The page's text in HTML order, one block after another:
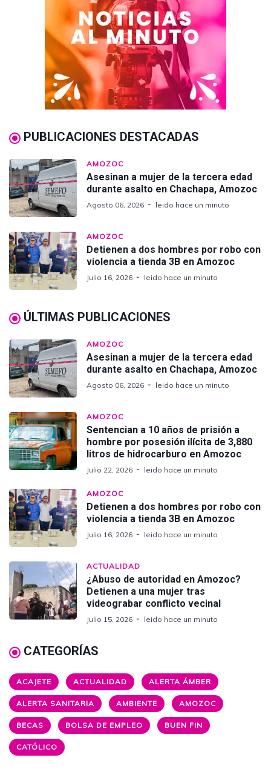
PUBLICACIONES DESTACADAS
AMOZOC
Asesinan a mujer de la tercera edad
durante asalto en Chachapa, Amozoc
Agosto 06, 2026 leido hace un minuto
AMOZOC
Detienen a dos hombres por robo con
violencia a tienda 3B en Amozoc
Julio 16, 2026 leido hace un minuto
ÚLTIMAS PUBLICACIONES
AMOZOC
Asesinan a mujer de la tercera edad
durante asalto en Chachapa, Amozoc
Agosto 06, 2026 leido hace un minuto
AMOZOC
Sentencian a 10 años de prisión a
hombre por posesión ilícita de 3,880
litros de hidrocarburo en Amozoc
Julio 22, 2026 leido hace un minuto
AMOZOC
Detienen a dos hombres por robo con
violencia a tienda 3B en Amozoc
Julio 16, 2026 leido hace un minuto
ACTUALIDAD
¿Abuso de autoridad en Amozoc?
Detienen a una mujer tras
videograbar conflicto vecinal
Julio 15, 2026 leido hace un minuto
CATEGORÍAS
ACAJETE ACTUALIDAD ALERTA ÁMBER
ALERTA SANITARIA AMBIENTE AMOZOC
BECAS BOLSA DE EMPLEO BUEN FIN
CATÓLICO